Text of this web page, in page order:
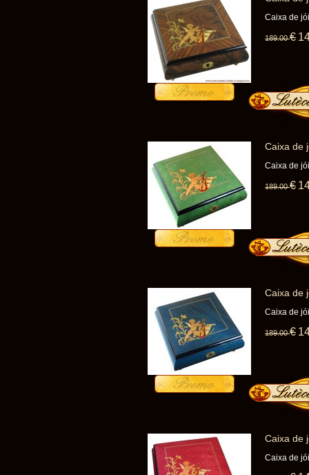
Caixa de
189.00 €
Caixa de
Caixa de
189.00 €
Caixa de
Caixa de
189.00 €
Caixa de
Caixa de